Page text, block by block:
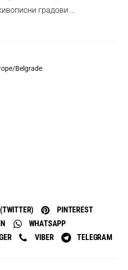
Belgrade
PINTEREST
WHATSAPP
VIBER TELEGRAM
градови …